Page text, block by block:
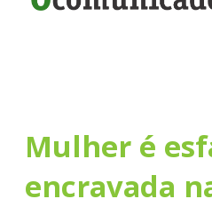
Mulher é
encravada